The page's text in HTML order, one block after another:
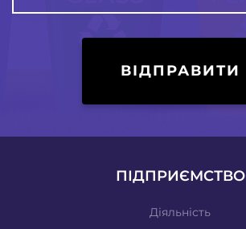
ВІДПРАВИТИ
ПІДПРИЄМСТВО
Діяльність